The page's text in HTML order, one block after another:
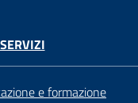
SERVIZI
e formazione